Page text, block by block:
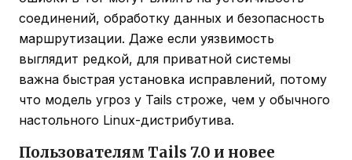
соединений, обработку данных и безопасность
маршрутизации. Даже если уязвимость
выглядит редкой, для приватной системы
важна быстрая установка исправлений, потому
что модель угроз у Tails строже, чем у обычного
настольного Linux-дистрибутива.
Пользователям Tails 7.0 и новее